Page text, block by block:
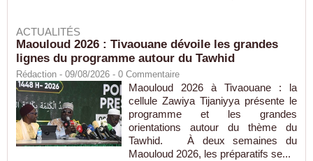
ACTUALITÉS
Maouloud 2026 : Tivaouane dévoile les grandes
lignes du programme autour du Tawhid
Rédaction - 09/08/2026 - 0 Commentaire
Maouloud 2026 à Tivaouane : la
cellule Zawiya Tijaniyya présente le
programme et les grandes
orientations autour du thème du
Tawhid. À deux semaines du
Maouloud 2026, les préparatifs se...